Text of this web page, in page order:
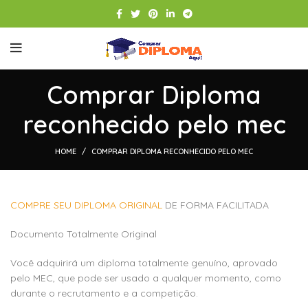
Comprar Diploma
reconhecido pelo mec
HOME COMPRAR DIPLOMA RECONHECIDO PELO MEC
COMPRE SEU DIPLOMA ORIGINAL DE FORMA FACILITADA
Documento Totalmente Original
Você adquirirá um diploma totalmente genuíno, aprovado
pelo MEC, que pode ser usado a qualquer momento, como
durante o recrutamento e a competição.